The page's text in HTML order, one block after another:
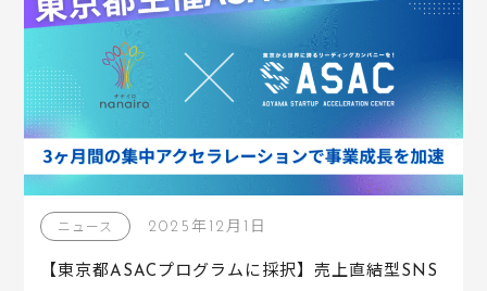
ニュース 2025年12月1日
【東京都ASACプログラムに採択】売上直結型SNS